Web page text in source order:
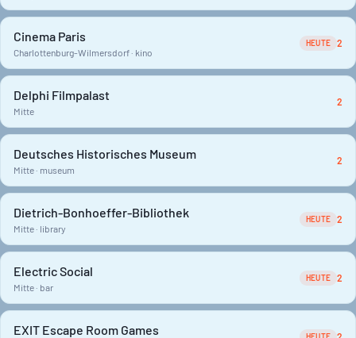
Cinema Paris
Charlottenburg-Wilmersdorf · kino
HEUTE 2
Delphi Filmpalast
Mitte
2
Deutsches Historisches Museum
Mitte · museum
2
Dietrich-Bonhoeffer-Bibliothek
Mitte · library
HEUTE 2
Electric Social
Mitte · bar
HEUTE 2
EXIT Escape Room Games HEUTE